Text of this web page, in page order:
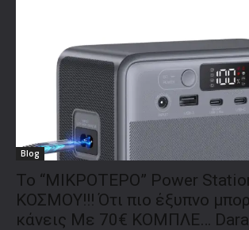
Blog
Το “ΜΙΚΡΟΤΕΡΟ” Power
ΚΟΣΜΟΥ!!! Ότι πιο έξυπνο
κάνεις Με 70€ ΚΟΜΠΛΕ…